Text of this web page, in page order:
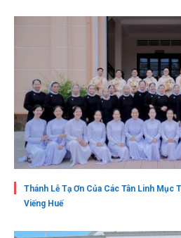
Thánh Lễ Tạ Ơn Của Các Tân Linh Mục
Viếng Huế